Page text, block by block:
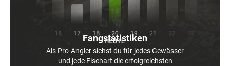
Fangstatistiken
Als Pro-Angler siehst du für jedes Gewässer
und jede Fischart die erfolgreichsten